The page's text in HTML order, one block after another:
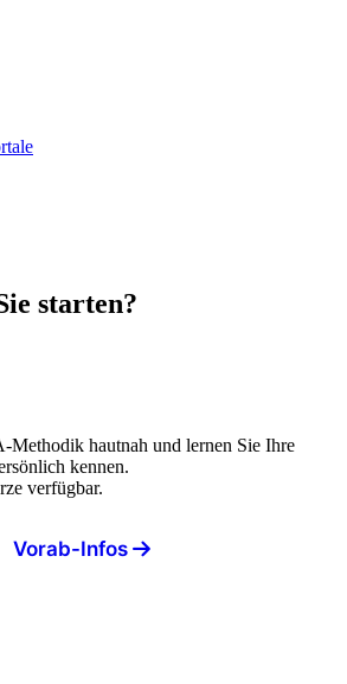
starten?
Methodik hautnah und lernen Sie Ihre
kennen.
verfügbar.
Vorab-Infos